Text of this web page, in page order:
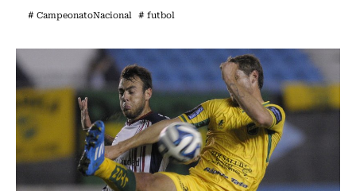
# CampeonatoNacional # futbol